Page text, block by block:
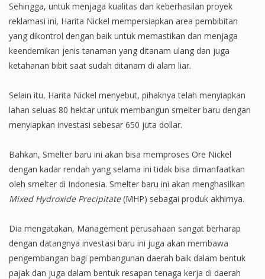
Sehingga, untuk menjaga kualitas dan keberhasilan proyek
reklamasi ini, Harita Nickel mempersiapkan area pembibitan
yang dikontrol dengan baik untuk memastikan dan menjaga
keendemikan jenis tanaman yang ditanam ulang dan juga
ketahanan bibit saat sudah ditanam di alam liar.
Selain itu, Harita Nickel menyebut, pihaknya telah menyiapkan
lahan seluas 80 hektar untuk membangun smelter baru dengan
menyiapkan investasi sebesar 650 juta dollar.
Bahkan, Smelter baru ini akan bisa memproses Ore Nickel
dengan kadar rendah yang selama ini tidak bisa dimanfaatkan
oleh smelter di Indonesia. Smelter baru ini akan menghasilkan
Mixed Hydroxide Precipitate(MHP) sebagai produk akhirnya.
Dia mengatakan, Management perusahaan sangat berharap
dengan datangnya investasi baru ini juga akan membawa
pengembangan bagi pembangunan daerah baik dalam bentuk
pajak dan juga dalam bentuk resapan tenaga kerja di daerah